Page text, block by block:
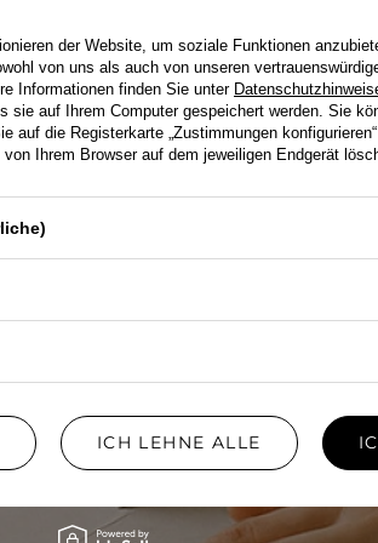
DEREN
MAN BEIM
BERÜHREN
Stoffe mit Blick auf Komfort
SIE, WIE EIN KLEID ENTSTEHT
der Website, um soziale Funktionen
von uns als auch von unseren
Informationen finden Sie unter
auf Ihrem Computer gespeichert werden. Sie
auf die Registerkarte „Zustimmungen
Ihrem Browser auf dem jeweiligen Endgerät
ICH LEHNE ALLE